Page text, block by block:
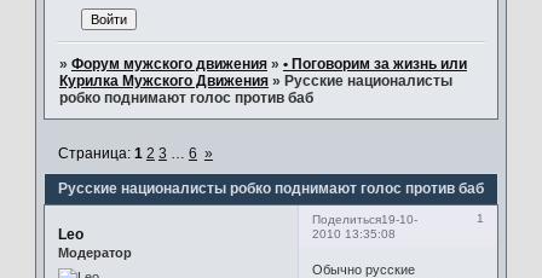
» Форум мужского движения » • Поговорим за жизнь или
Курилка Мужского Движения » Русские националисты
робко поднимают голос против баб
Русские националисты робко поднимают голос против баб
Страница: 1 2 3 … 6 »
Поделиться 1
19-10-
2010 13:35:08
Leo
Модератор
Обычно русские